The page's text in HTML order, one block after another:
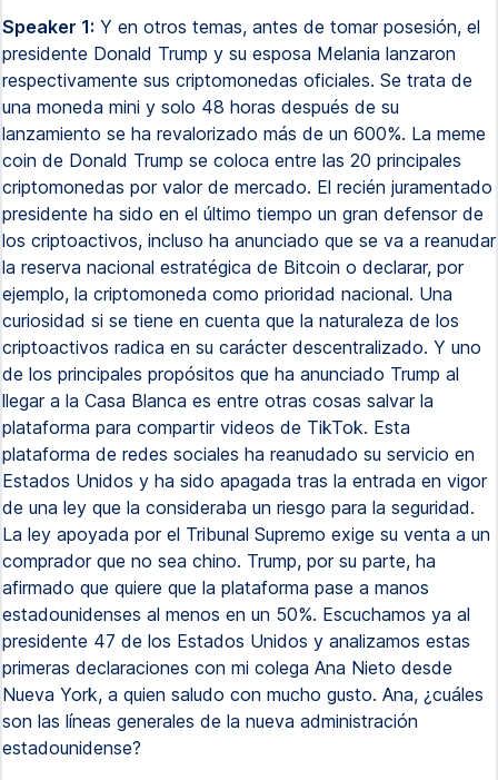
Speaker 1: Y en otros temas, antes de tomar posesión, el
presidente Donald Trump y su esposa Melania lanzaron
respectivamente sus criptomonedas oficiales. Se trata de
una moneda mini y solo 48 horas después de su
lanzamiento se ha revalorizado más de un 600%. La meme
coin de Donald Trump se coloca entre las 20 principales
criptomonedas por valor de mercado. El recién juramentado
presidente ha sido en el último tiempo un gran defensor de
los criptoactivos, incluso ha anunciado que se va a reanudar
la reserva nacional estratégica de Bitcoin o declarar, por
ejemplo, la criptomoneda como prioridad nacional. Una
curiosidad si se tiene en cuenta que la naturaleza de los
criptoactivos radica en su carácter descentralizado. Y uno
de los principales propósitos que ha anunciado Trump al
llegar a la Casa Blanca es entre otras cosas salvar la
plataforma para compartir videos de TikTok. Esta
plataforma de redes sociales ha reanudado su servicio en
Estados Unidos y ha sido apagada tras la entrada en vigor
de una ley que la consideraba un riesgo para la seguridad.
La ley apoyada por el Tribunal Supremo exige su venta a un
comprador que no sea chino. Trump, por su parte, ha
afirmado que quiere que la plataforma pase a manos
estadounidenses al menos en un 50%. Escuchamos ya al
presidente 47 de los Estados Unidos y analizamos estas
primeras declaraciones con mi colega Ana Nieto desde
Nueva York, a quien saludo con mucho gusto. Ana, ¿cuáles
son las líneas generales de la nueva administración
estadounidense?